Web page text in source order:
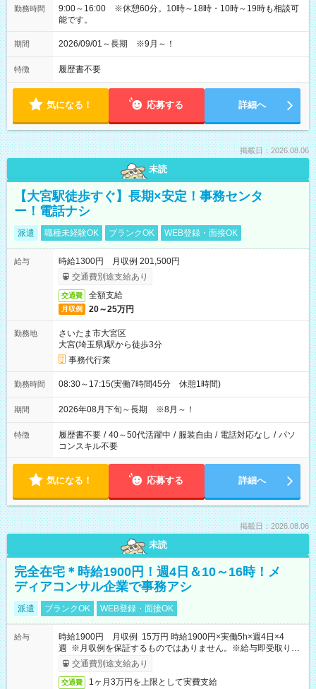
勤務時間
9:00～16:00 ※休憩60分。10時～18時・10時～19時も相談可
能です。
期間 2026/09/01～長期 ※9月～！
特徴 履歴書不要
気になる！ 応募する 詳細へ
掲載日：2026.08.06
未読
【大宮駅徒歩すぐ】長期×安定！事務センタ
ー！電話ナシ
派遣 職種未経験OK ブランクOK WEB登録・面接OK
給与
時給1300円 月収例 201,500円
交通費別途支給あり
交通費 全額支給
月収例 20～25万円
勤務地
さいたま市大宮区
大宮(埼玉県)駅から徒歩3分
事務代行業
勤務時間 08:30～17:15(実働7時間45分 休憩1時間)
期間 2026年08月下旬～長期 ※8月～！
特徴 履歴書不要 / 40～50代活躍中 / 服装自由 / 電話対応なし / パソ
コンスキル不要
気になる！ 応募する 詳細へ
掲載日：2026.08.06
未読
完全在宅＊時給1900円！週4日＆10～16時！メ
ディアコンサル企業で事務アシ
派遣 ブランクOK WEB登録・面接OK
給与
時給1900円 月収例 15万円 時給1900円×実働5h×週4日×4
週 ※月収例を保証するものではありません。※給与即受取りサ
ービス利用可（利用条件有）
交通費別途支給あり
交通費 1ヶ月3万円を上限として実費支給